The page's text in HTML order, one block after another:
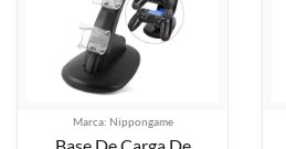
Marca: Nippongame